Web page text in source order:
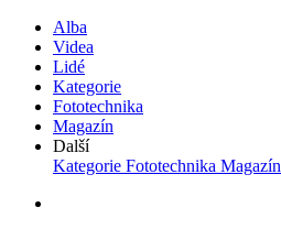
Alba
Videa
Lidé
Kategorie
Fototechnika
Magazín
Další
Kategorie Fototechnika Magazín